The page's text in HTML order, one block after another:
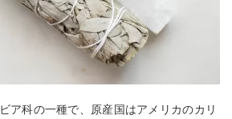
ア科の一種で、原産国はアメリカのカリ